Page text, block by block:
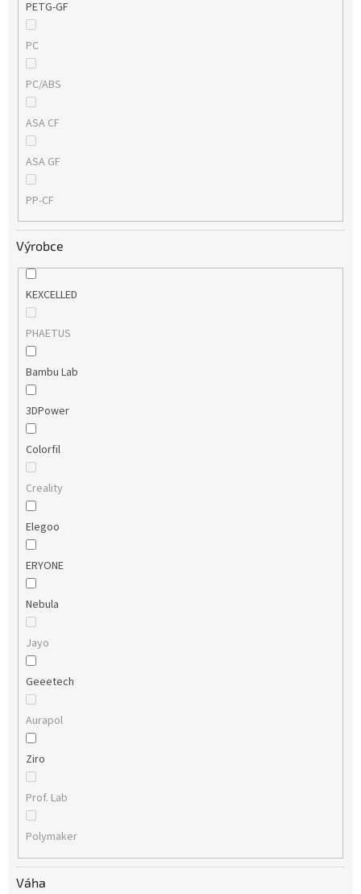
PETG-GF
PC
PC/ABS
ASA CF
ASA GF
PP-CF
Výrobce
KEXCELLED
PHAETUS
Bambu Lab
3DPower
Colorfil
Creality
Elegoo
ERYONE
Nebula
Jayo
Geeetech
Aurapol
Ziro
Prof. Lab
Polymaker
Váha